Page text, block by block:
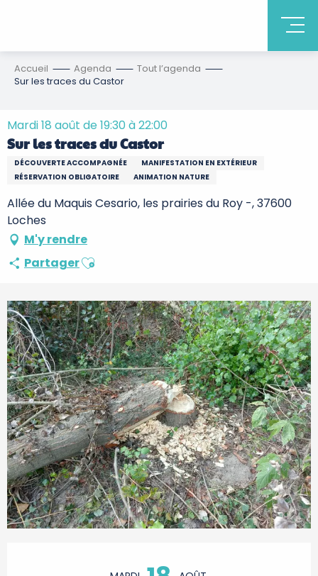
Accueil Agenda
Tout l’agenda
Sur les traces du Castor
Mardi 18 août de 19:30 à 22:00
Sur les traces du Castor
DÉCOUVERTE ACCOMPAGNÉE
MANIFESTATION EN EXTÉRIEUR
RÉSERVATION OBLIGATOIRE
ANIMATION NATURE
Allée du Maquis Cesario, les prairies du Roy -, 37600
Loches
M'y rendre
PartagerAjouter aux favoris